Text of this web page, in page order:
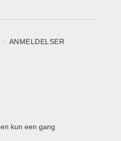
ANMELDELSER
kun een gang